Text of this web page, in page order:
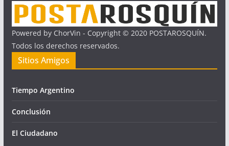
Powered by ChorVin - Copyright © 2020 POSTAROSQUÍN.
Todos los derechos reservados.
Sitios Amigos
Tiempo Argentino
Conclusión
El Ciudadano